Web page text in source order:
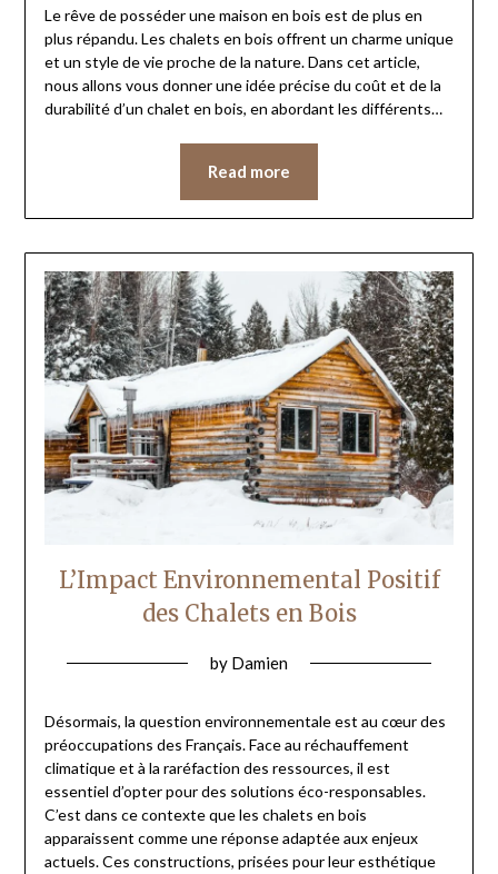
Le rêve de posséder une maison en bois est de plus en
plus répandu. Les chalets en bois offrent un charme unique
et un style de vie proche de la nature. Dans cet article,
nous allons vous donner une idée précise du coût et de la
durabilité d’un chalet en bois, en abordant les différents…
Read more
L’Impact Environnemental Positif
des Chalets en Bois
by Damien
Désormais, la question environnementale est au cœur des
préoccupations des Français. Face au réchauffement
climatique et à la raréfaction des ressources, il est
essentiel d’opter pour des solutions éco-responsables.
C’est dans ce contexte que les chalets en bois
apparaissent comme une réponse adaptée aux enjeux
actuels. Ces constructions, prisées pour leur esthétique